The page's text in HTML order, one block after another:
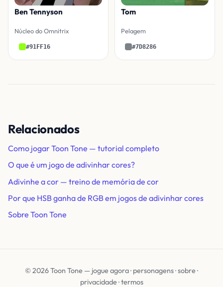
Ben Tennyson
Núcleo do Omnitrix
#91FF16
Tom
Pelagem
#7D8286
Relacionados
Como jogar Toon Tone — tutorial completo
O que é um jogo de adivinhar cores?
Adivinhe a cor — treino de memória de cor
Por que HSB ganha de RGB em jogos de adivinhar cores
Sobre Toon Tone
© 2026 Toon Tone — jogue agora· personagens·sobre·
privacidade·termos